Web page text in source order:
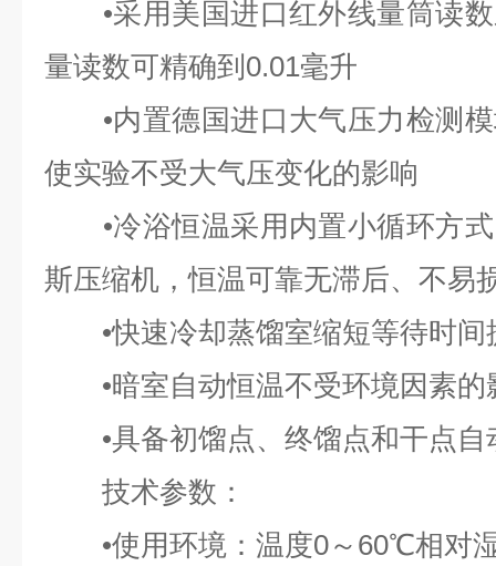
•采用美国进口红外线量筒读数
量读数可精确到0.01毫升
•内置德国进口大气压力检测模
使实验不受大气压变化的影响
•冷浴恒温采用内置小循环方式
斯压缩机，恒温可靠无滞后、不易
•快速冷却蒸馏室缩短等待时间
•暗室自动恒温不受环境因素的
•具备初馏点、终馏点和干点自
技术参数：
•使用环境：温度0～60℃相对